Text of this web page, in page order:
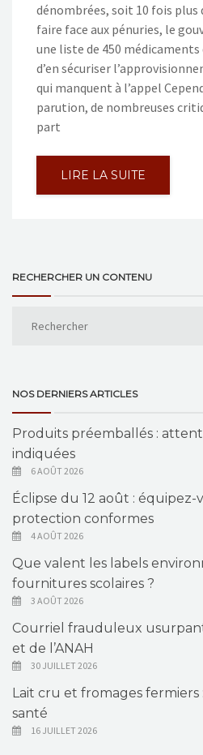
dénombrées, soit 10 fois plus
faire face aux pénuries, le
une liste de 450
d’en sécuriser
qui manquent à l’appel
parution, de nombreuses
part
LIRE LA SUITE
RECHERCHER UN CONTENU
NOS DERNIERS ARTICLES
Produits préemballés :
indiquées
6 AOÛT 2026
Éclipse du 12 août :
protection conformes
4 AOÛT 2026
Que valent les labels
fournitures scolaires ?
3 AOÛT 2026
Courriel frauduleux
et de l’ANAH
30 JUILLET 2026
Lait cru et fromages fermiers
santé
16 JUILLET 2026